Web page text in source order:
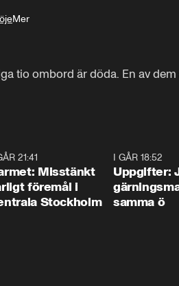
Mer
tio ombord är döda. En av
21:41
Misstänkt
föremål i
Stockholm
I GÅR 18:52
Uppgifter:
samma ö